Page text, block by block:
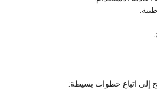
إلى اتباع خطوات بسيطة: